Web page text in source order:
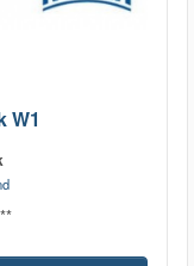
W1